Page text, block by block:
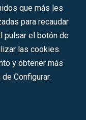
que más les
para recaudar
pulsar el botón de
las cookies.
y obtener más
Configurar.